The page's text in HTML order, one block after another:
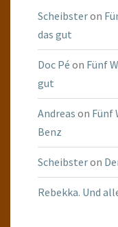
Scheibsteron
das gut
Doc Pé on Fünf
gut
Andreas on Fünf
Benz
Scheibsteron
Rebekka. Und